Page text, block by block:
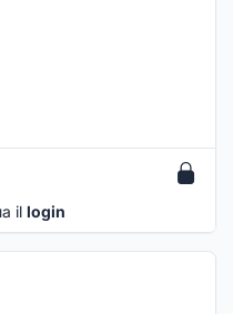
il login